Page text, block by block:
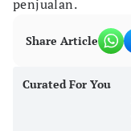
penjualan.
Share Article
Curated For You